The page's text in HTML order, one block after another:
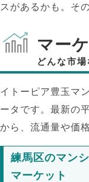
スがあるかも。そ
マー
どんな市場
イトーピア豊玉マ
ータです。最新の
から、流通量や価
練馬区のマン
マーケット